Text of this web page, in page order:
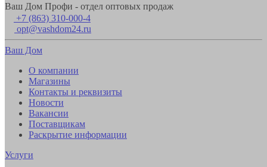
Ваш Дом Профи - отдел оптовых продаж
+7 (863) 310-000-4
opt@vashdom24.ru
Ваш Дом
О компании
Магазины
Контакты и реквизиты
Новости
Вакансии
Поставщикам
Раскрытие информации
Услуги